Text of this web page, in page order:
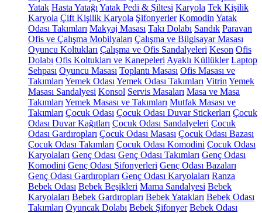
Yatak Hasta Yatağı Yatak Pedi & Şiltesi Karyola Tek Kişilik
Karyola Çift Kişilik Karyola Şifonyerler Komodin Yatak
Odası Takımları Makyaj Masası Takı Dolabı Sandık Paravan
Ofis ve Çalışma Mobilyaları Çalışma ve Bilgisayar Masası
Oyuncu Koltukları Çalışma ve Ofis Sandalyeleri Keson Ofis
Dolabı Ofis Koltukları ve Kanepeleri Ayaklı Küllükler Laptop
Sehpası Oyuncu Masası Toplantı Masası Ofis Masası ve
Takımları Yemek Odası Yemek Odası Takımları Vitrin Yemek
Masası Sandalyesi Konsol Servis Masaları Masa ve Masa
Takımları Yemek Masası ve Takımları Mutfak Masası ve
Takımları Çocuk Odası Çocuk Odası Duvar Stickerları Çocuk
Odası Duvar Kağıtları Çocuk Odası Sandalyeleri Çocuk
Odası Gardıropları Çocuk Odası Masası Çocuk Odası Bazası
Çocuk Odası Takımları Çocuk Odası Komodini Çocuk Odası
Karyolaları Genç Odası Genç Odası Takımları Genç Odası
Komodini Genç Odası Şifonyerleri Genç Odası Bazaları
Genç Odası Gardıropları Genç Odası Karyolaları Ranza
Bebek Odası Bebek Beşikleri Mama Sandalyesi Bebek
Karyolaları Bebek Gardıropları Bebek Yatakları Bebek Odası
Takımları Oyuncak Dolabı Bebek Şifonyer Bebek Odası